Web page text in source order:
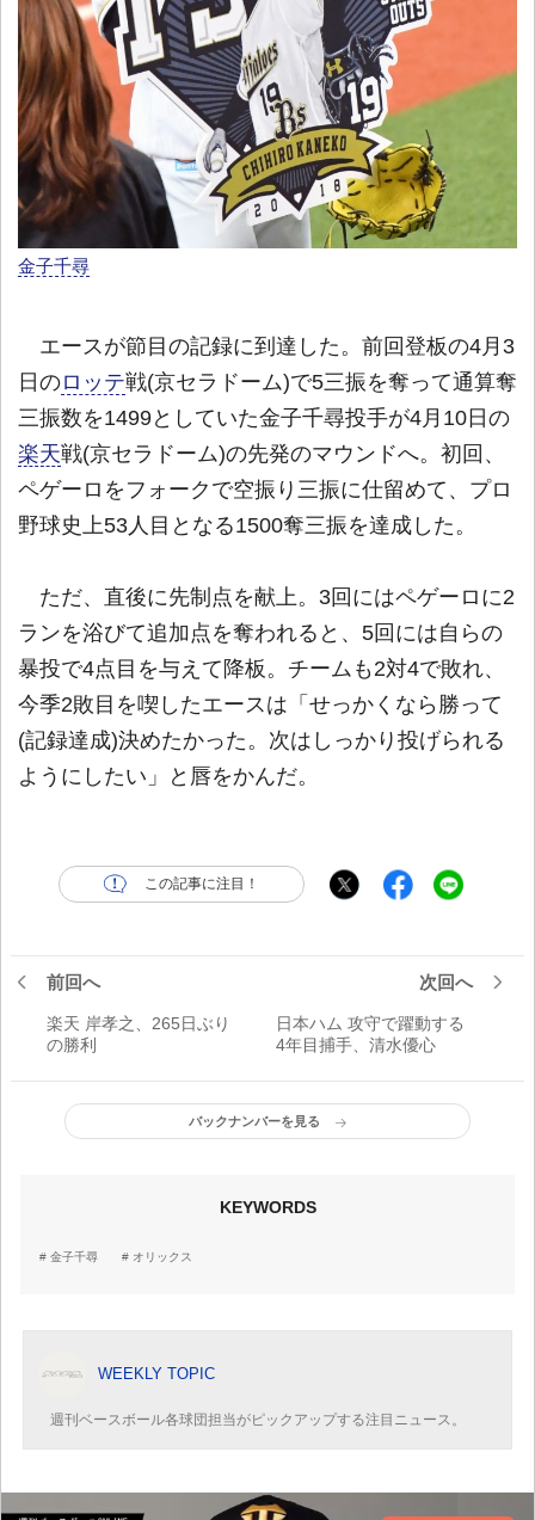
金子千尋
エースが節目の記録に到達した。前回登板の4月3
日のロッテ戦(京セラドーム)で5三振を奪って通算奪
三振数を1499としていた金子千尋投手が4月10日の
楽天戦(京セラドーム)の先発のマウンドへ。初回、
ペゲーロをフォークで空振り三振に仕留めて、プロ
野球史上53人目となる1500奪三振を達成した。
ただ、直後に先制点を献上。3回にはペゲーロに2
ランを浴びて追加点を奪われると、5回には自らの
暴投で4点目を与えて降板。チームも2対4で敗れ、
今季2敗目を喫したエースは「せっかくなら勝って
(記録達成)決めたかった。次はしっかり投げられる
ようにしたい」と唇をかんだ。
この記事に注目！
前回へ
楽天 岸孝之、265日ぶり
の勝利
次回へ
日本ハム 攻守で躍動する
4年目捕手、清水優心
バックナンバーを見る
KEYWORDS
金子千尋 オリックス
WEEKLY TOPIC
週刊ベースボール各球団担当がピックアップする注目ニュース。